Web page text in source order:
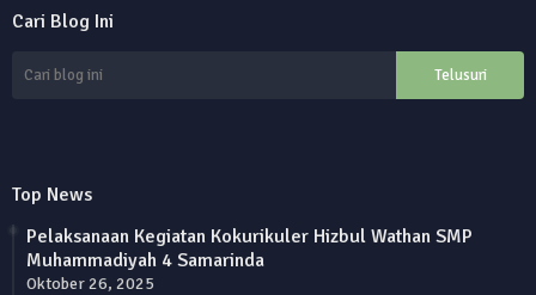
custom google maps embed
Cari Blog Ini
Top News
Pelaksanaan Kegiatan Kokurikuler Hizbul Wathan SMP
Muhammadiyah 4 Samarinda
Oktober 26, 2025